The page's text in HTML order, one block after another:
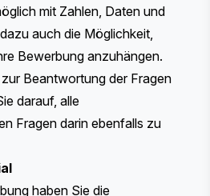
mit Zahlen, Daten und
auch die Möglichkeit,
Bewerbung anzuhängen.
Beantwortung der Fragen
darauf, alle
Fragen darin ebenfalls zu
haben Sie die